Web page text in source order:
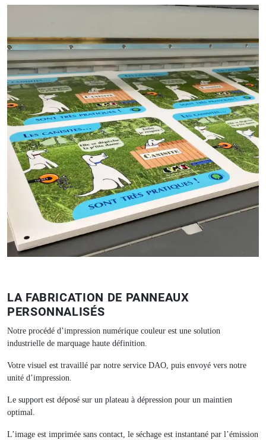
LA FABRICATION DE PANNEAUX
PERSONNALISÉS
Notre procédé d’impression numérique couleur est une solution
industrielle de marquage haute définition.
Votre visuel est travaillé par notre service DAO, puis envoyé vers notre
unité d’impression.
Le support est déposé sur un plateau à dépression pour un maintien
optimal.
L’image est imprimée sans contact, le séchage est instantané par l’émission